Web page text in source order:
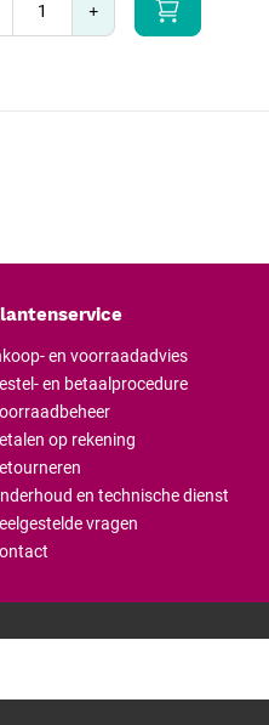
+
en voorraadadvies
en betaalprocedure
op rekening
en technische dienst
vragen